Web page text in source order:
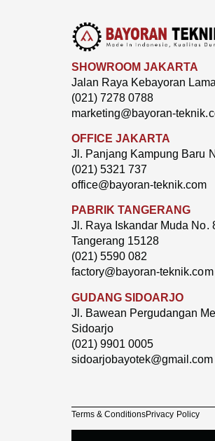
SHOWROOM JAKARTA
Jalan Raya Kebayoran
(021) 7278 0788
marketing@bayoran-
OFFICE JAKARTA
Jl. Panjang Kampung Baru
(021) 5321 737
office@bayoran-teknik.com
PABRIK TANGERANG
Jl. Raya Iskandar Muda No.
Tangerang 15128
(021) 5590 082
factory@bayoran-teknik.com
GUDANG SIDOARJO
Jl. Bawean Pergudangan
Sidoarjo
(021) 9901 0005
sidoarjobayotek@gmail.com
Terms & ConditionsPrivacy Policy